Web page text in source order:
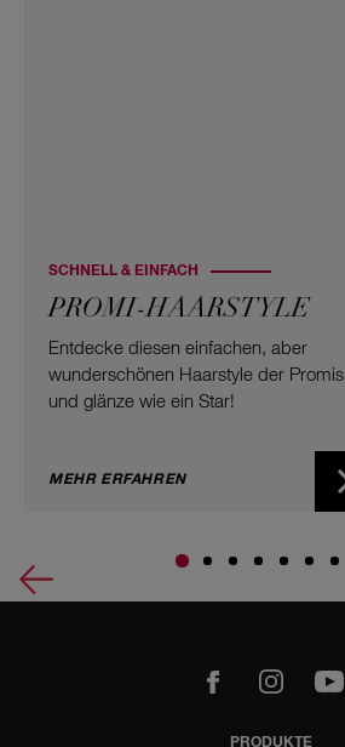
SCHNELL & EINFACH
PROMI-HAARSTYLE
Entdecke diesen einfachen, aber
wunderschönen Haarstyle der Promis
und glänze wie ein Star!
MEHR ERFAHREN
PRODUKTE